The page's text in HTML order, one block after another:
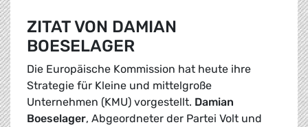
ZITAT VON DAMIAN
BOESELAGER
Die Europäische Kommission hat heute ihre
Strategie für Kleine und mittelgroße
Unternehmen (KMU) vorgestellt. Damian
Boeselager, Abgeordneter der Partei Volt und